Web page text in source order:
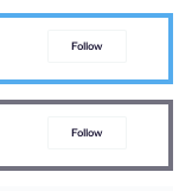
Follow
Follow